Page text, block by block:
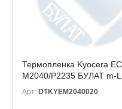
Термопленка Kyocera
M2040/P2235 БУЛАТ m-
Арт: DTKYEM2040020